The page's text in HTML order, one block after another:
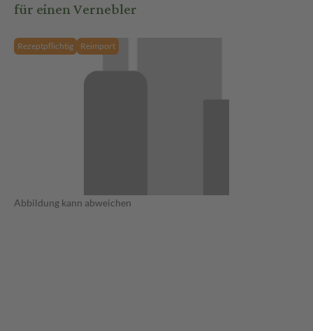
für einen Vernebler
Rezeptpflichtig Reimport
Abbildung kann abweichen